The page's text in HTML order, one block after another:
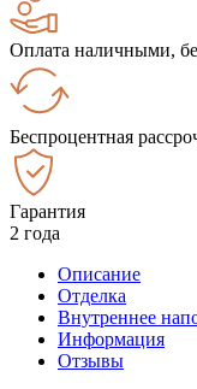
Оплата наличными,
Беспроцентная
Гарантия
2 года
Описание
Отделка
Внутреннее
Информация
Отзывы